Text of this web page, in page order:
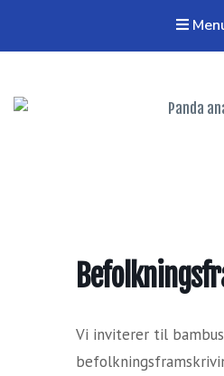
Vi inviterer til